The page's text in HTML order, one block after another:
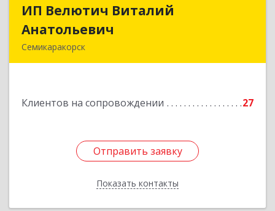
ИП Велютич Виталий
Анатольевич
Семикаракорск
Клиентов на сопровождении 27
Отправить заявку
Показать контакты
ИП Велютич Виталий
Подробнее
Отправить заявку
Назад